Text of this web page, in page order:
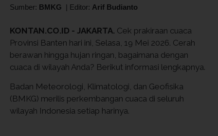
Sumber: BMKG | Editor: Arif Budianto
KONTAN.CO.ID - JAKARTA. Cek prakiraan cuaca
Provinsi Banten hari ini, Selasa, 19 Mei 2026. Cerah
berawan hingga hujan ringan, bagaimana dengan
cuaca di wilayah Anda? Berikut informasi lengkapnya.
Badan Meteorologi, Klimatologi, dan Geofisika
(BMKG) merilis perkembangan cuaca di seluruh
wilayah Indonesia setiap harinya.